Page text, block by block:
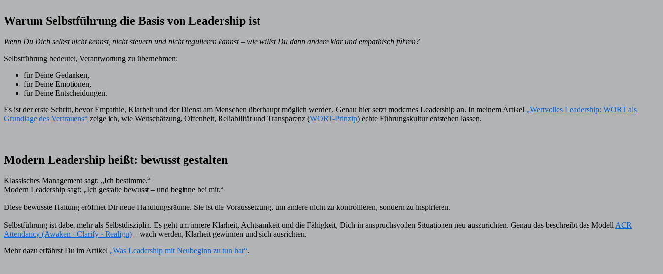
Warum Selbstführung die Basis von Leadership ist
Wenn Du Dich selbst nicht kennst, nicht steuern und nicht regulieren kannst – wie willst Du dann andere klar und empathisch führen?
Selbstführung bedeutet, Verantwortung zu übernehmen:
für Deine Gedanken,
für Deine Emotionen,
für Deine Entscheidungen.
Es ist der erste Schritt, bevor Empathie, Klarheit und der Dienst am Menschen überhaupt möglich werden. Genau hier setzt modernes Leadership an. In meinem Artikel „Wertvolles Leadership: WORT als
Grundlage des Vertrauens“ zeige ich, wie Wertschätzung, Offenheit, Reliabilität und Transparenz (WORT-Prinzip) echte Führungskultur entstehen lassen.
Modern Leadership heißt: bewusst gestalten
Klassisches Management sagt: „Ich bestimme.“
Modern Leadership sagt: „Ich gestalte bewusst – und beginne bei mir.“
Diese bewusste Haltung eröffnet Dir neue Handlungsräume. Sie ist die Voraussetzung, um andere nicht zu kontrollieren, sondern zu inspirieren.
Selbstführung ist dabei mehr als Selbstdisziplin. Es geht um innere Klarheit, Achtsamkeit und die Fähigkeit, Dich in anspruchsvollen Situationen neu auszurichten. Genau das beschreibt das Modell ACR
Attendancy (Awaken · Clarify · Realign) – wach werden, Klarheit gewinnen und sich ausrichten.
Mehr dazu erfährst Du im Artikel „Was Leadership mit Neubeginn zu tun hat“.